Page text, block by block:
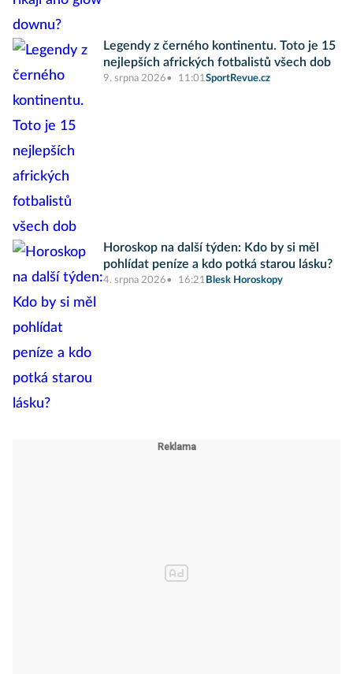
Legendy z černého kontinentu. Toto je 15
nejlepších afrických fotbalistů všech dob
9. srpna 2026 11:01SportRevue.cz
Horoskop na další týden: Kdo by si měl
pohlídat peníze a kdo potká starou lásku?
4. srpna 2026 16:21 Blesk Horoskopy